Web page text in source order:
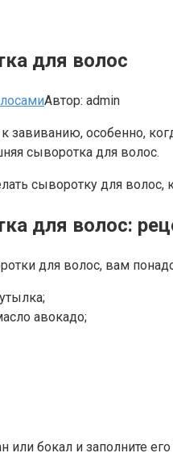
для волос
Автор: admin
завиванию, особенно,
сыворотка для волос.
сыворотку для
для волос:
для волос, вам
авокадо;
или бокал и заполните